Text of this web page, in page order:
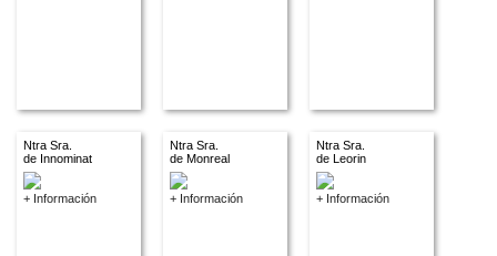
Ntra Sra.
de Innominat
+ Información
Ntra Sra.
de Monreal
+ Información
Ntra Sra.
de Leorin
+ Información